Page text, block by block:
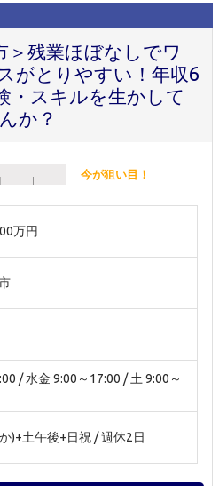
＞残業ほぼなしでワ
がとりやすい！年収6
・スキルを生かして
か？
今が狙い目！
万円
/ 水金 9:00～17:00 / 土 9:00～
)+土午後+日祝 / 週休2日